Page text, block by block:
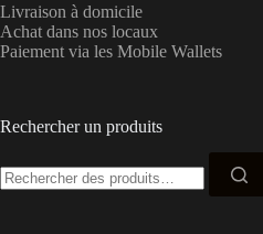
Livraison à domicile
Achat dans nos locaux
Paiement via les Mobile Wallets
Rechercher un produits
pour :